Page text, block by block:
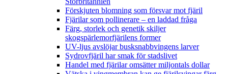
Förskjuten blomning som försvar mot fjäril
Fjärilar som pollinerare – en laddad fråga
Färg, storlek och genetik skiljer
skogspärlemorfjärilens former
UV-ljus avslöjar busksnabbvingens larver
Sydrovfjäril har smak för stadslivet
Handel med fjärilar omsätter miljontals dollar